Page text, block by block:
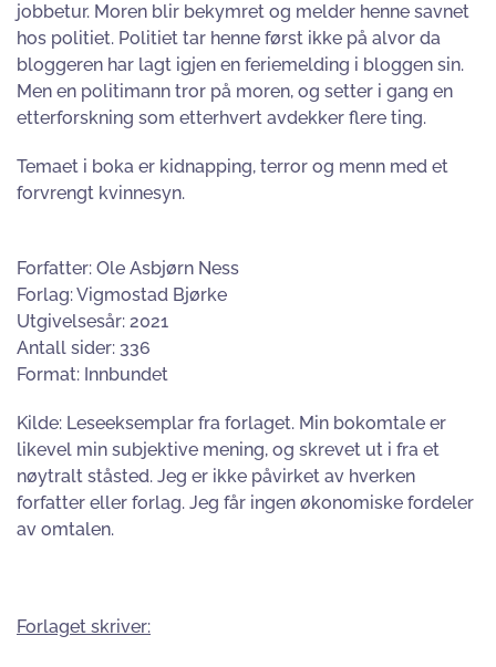
jobbetur. Moren blir bekymret og melder henne savnet
hos politiet. Politiet tar henne først ikke på alvor da
bloggeren har lagt igjen en feriemelding i bloggen sin.
Men en politimann tror på moren, og setter i gang en
etterforskning som etterhvert avdekker flere ting.
Temaet i boka er kidnapping, terror og menn med et
forvrengt kvinnesyn.
Forfatter: Ole Asbjørn Ness
Forlag: Vigmostad Bjørke
Utgivelsesår: 2021
Antall sider: 336
Format: Innbundet
Kilde: Leseeksemplar fra forlaget. Min bokomtale er
likevel min subjektive mening, og skrevet ut i fra et
nøytralt ståsted. Jeg er ikke påvirket av hverken
forfatter eller forlag. Jeg får ingen økonomiske fordeler
av omtalen.
Forlaget skriver: